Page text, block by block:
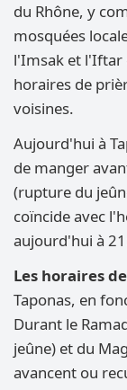
du Rhône, y
mosquées
l'Imsak et l'Iftar
horaires de
voisines.
Aujourd'hui à
de manger
(rupture du
coïncide avec
aujourd'hui à
Les horaires
Taponas, en
Durant le
jeûne) et du
avancent ou